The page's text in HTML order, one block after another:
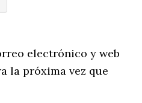
electrónico y web
la próxima vez que